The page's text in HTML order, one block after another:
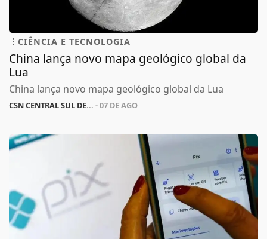
CIÊNCIA E TECNOLOGIA
China lança novo mapa geológico global da
Lua
China lança novo mapa geológico global da Lua
CSN CENTRAL SUL DE... - 07 DE AGO